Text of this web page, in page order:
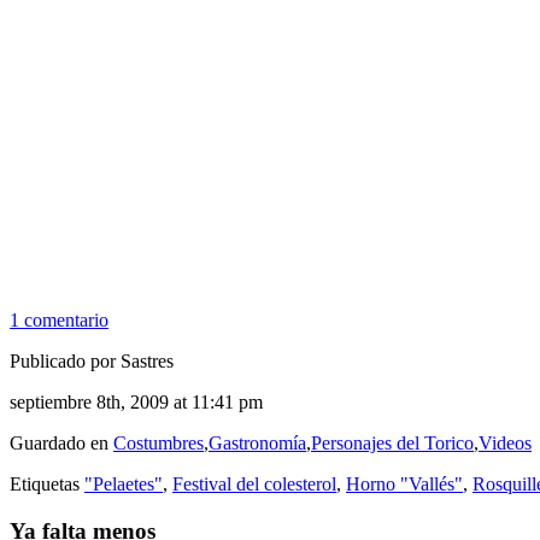
1 comentario
Publicado por Sastres
septiembre 8th, 2009 at 11:41 pm
Guardado en Costumbres,Gastronomía,Personajes del Torico,Videos
Etiquetas "Pelaetes", Festival del colesterol, Horno "Vallés",
Ya falta menos